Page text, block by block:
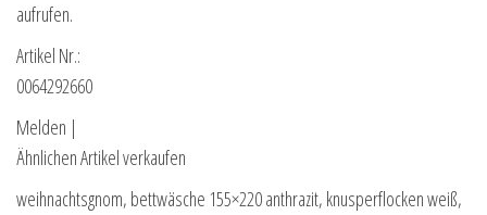
aufrufen.
Artikel Nr.:
0064292660
Melden |
Ähnlichen Artikel verkaufen
weihnachtsgnom, bettwäsche 155×220 anthrazit, knusperflocken weiß,